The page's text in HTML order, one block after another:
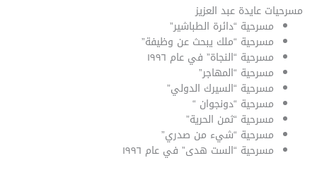
مسرحيات عايدة عبد العزيز
مسرحية “دائرة الطباشير”
مسرحية “ملك يبحث عن وظيفة”
مسرحية “النجاة” في عام ١٩٩٦
مسرحية “المهاجر”
مسرحية “السيرك الدولي”
مسرحية “دونجوان “
مسرحية “ثمن الحرية”
مسرحية “شيء من صدري”
مسرحية “الست هدى” في عام ١٩٩٦